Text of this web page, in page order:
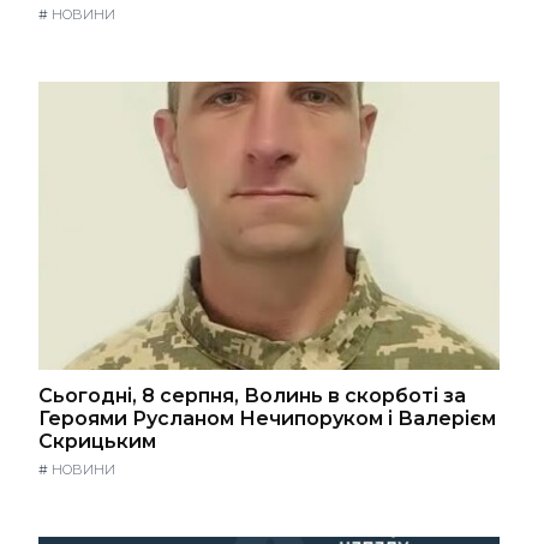
# НОВИНИ
Сьогодні, 8 серпня, Волинь в скорботі за
Героями Русланом Нечипоруком і Валерієм
Скрицьким
# НОВИНИ